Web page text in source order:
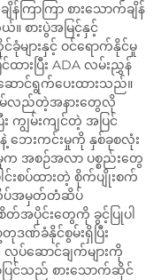
ြာကြာ စားသောက်ချိန်
။ စားပွဲအမြင့်နှင့်
ခုံများနှင့် ဝင်ရောက်နိုင်မှု
ားပြီး ADA လမ်းညွှန်
ောင်ရွက်ပေးထားသည်။
ြိမ်လည်တဲ့အနားတွေလို
ကျွမ်းကျင်တဲ့ အပြင်
ဘေးကင်းမှုကို နှစ်ခုစလုံး
က အစဉ်အလာ ပစ္စည်းတွေ
းစပ်ထားတဲ့ စိုက်ပျိုးစက်
ဆိပ်အမှတ်တံဆိပ်
အပိုင်းတွေကို ခွင့်ပြုပါ
ဒဏ်ခံနိုင်စွမ်းရှိပြီး
ပ်ဆောင်ချက်များကို
ပြင်သည် စားသောက်ဆိုင်